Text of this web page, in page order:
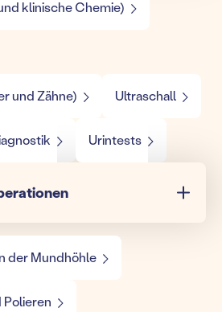
klinische Chemie)
und Zähne) Ultraschall
Urintests
der Mundhöhle
Polieren